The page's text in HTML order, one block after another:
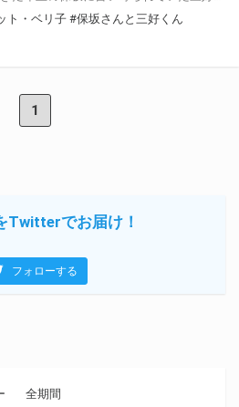
ト・ベリ子 #保坂さんと三好くん
1
Twitterでお届け！
フォローする
全期間